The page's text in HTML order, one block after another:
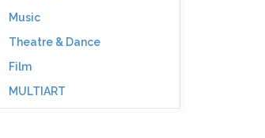
Music
Theatre & Dance
Film
MULTIART